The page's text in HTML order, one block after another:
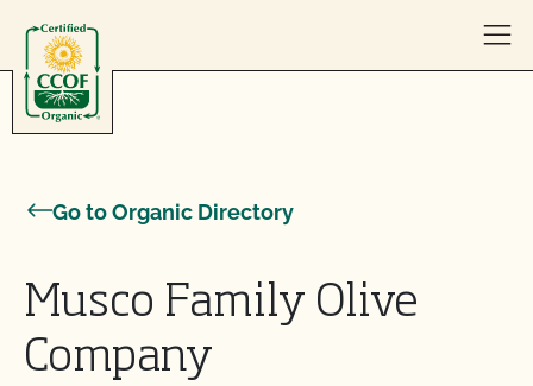
Go to Organic Directory
Musco Family Olive
Company